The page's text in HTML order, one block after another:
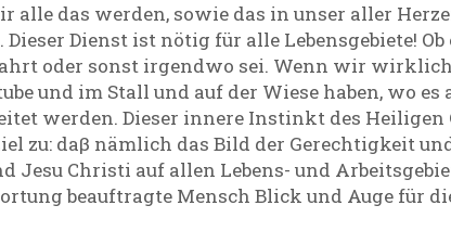
alle das werden, sowie das in unser aller
Dienst ist nötig für alle Lebensgebiete!
oder sonst irgendwo sei. Wenn wir
und im Stall und auf der Wiese haben, wo
werden. Dieser innere Instinkt des
zu: daβ nämlich das Bild der Gerechtigkeit
Jesu Christi auf allen Lebens- und
beauftragte Mensch Blick und Auge für